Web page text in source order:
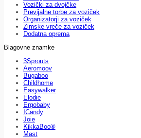
Vozički za dvojčke
Previjalne torbe za voziček
Organizatorji za voziček
Zimske vreče za voziček
Dodatna oprema
Blagovne znamke
3Sprouts
Aeromoov
Bugaboo
Childhome
Easywalker
Elodie
Ergobaby
ICandy
Joie
KikkaBoo®
Mast